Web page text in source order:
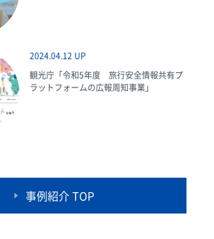
2024.04.12 UP
観光庁「令和5年度 旅行安全情報共有プ
ラットフォームの広報周知事業」
事例紹介 TOP